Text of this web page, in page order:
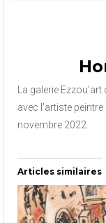
La galerie
avec l’artiste
novembre 2022.
Articles similaires